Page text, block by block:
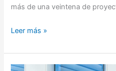
más de una veintena de
Leer más »